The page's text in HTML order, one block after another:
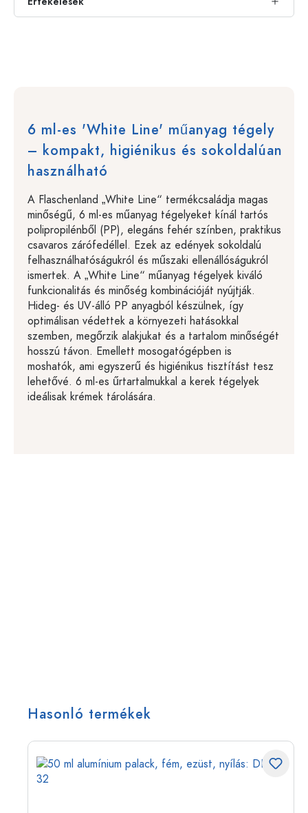
6 ml-es 'White Line' műanyag tégely
– kompakt, higiénikus és sokoldalúan
használható
A Flaschenland „White Line“ termékcsaládja magas
minőségű, 6 ml-es műanyag tégelyeket kínál tartós
polipropilénből (PP), elegáns fehér színben, praktikus
csavaros zárófedéllel. Ezek az edények sokoldalú
felhasználhatóságukról és műszaki ellenállóságukról
ismertek. A „White Line“ műanyag tégelyek kiváló
funkcionalitás és minőség kombinációját nyújtják.
Hideg- és UV-álló PP anyagból készülnek, így
optimálisan védettek a környezeti hatásokkal
szemben, megőrzik alakjukat és a tartalom minőségét
hosszú távon. Emellett mosogatógépben is
moshatók, ami egyszerű és higiénikus tisztítást tesz
lehetővé. 6 ml-es űrtartalmukkal a kerek tégelyek
ideálisak krémek tárolására.
Hasonló termékek